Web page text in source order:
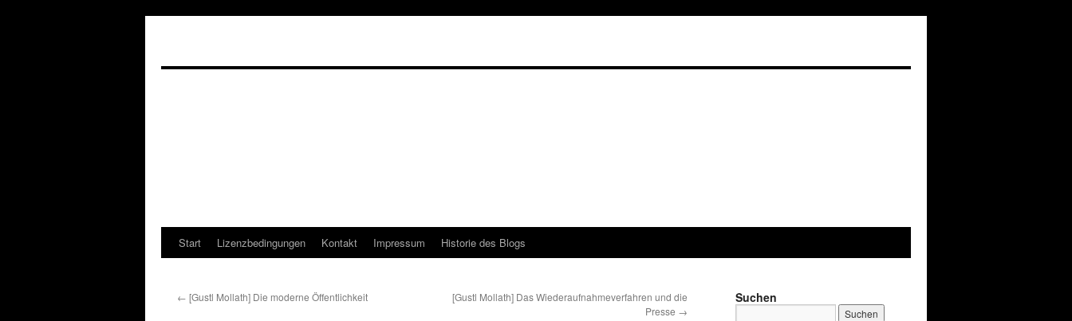
Start Lizenzbedingungen Kontakt Impressum Historie des Blogs
← [Gustl Mollath] Die moderne Öffentlichkeit
[Gustl Mollath] Das Wiederaufnahmeverfahren und die
Presse →
Suchen